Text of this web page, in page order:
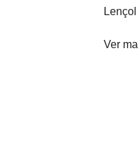
Ver